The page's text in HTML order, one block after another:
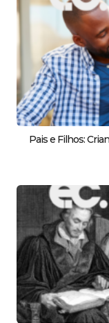
Pais e Filhos: